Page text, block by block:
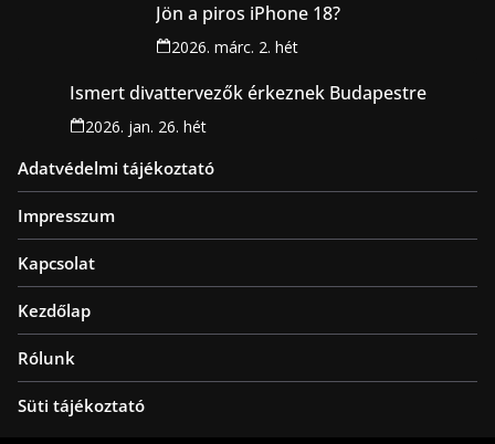
Jön a piros iPhone 18?
2026. márc. 2. hét
Ismert divattervezők érkeznek Budapestre
2026. jan. 26. hét
Adatvédelmi tájékoztató
Impresszum
Kapcsolat
Kezdőlap
Rólunk
Süti tájékoztató